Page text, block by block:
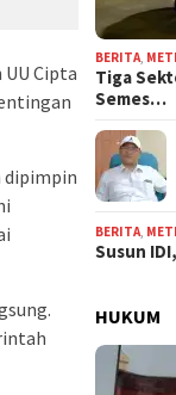
Cipta
dipimpin
BERITA,
Tiga
Semes…
BERITA,
Susun
HUKUM